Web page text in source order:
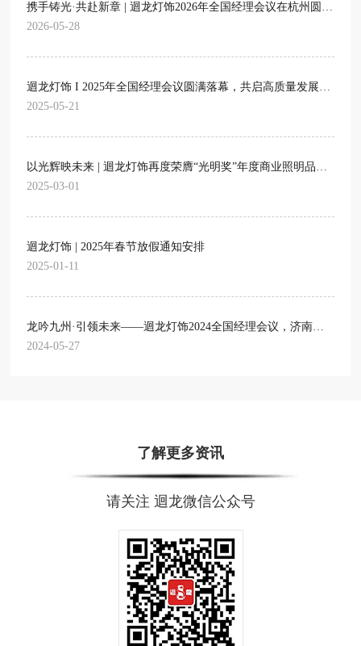
携手铸光·共赴新章 | 迴龙灯饰2026年全国经理会议在杭州圆满召开
2026-05-28
迴龙灯饰 I 2025年全国经理会议圆满落幕，共启高质量发展新篇章
2025-05-21
以光辉映未来 | 迴龙灯饰再度荣膺“光明奖”年度商业照明品牌TOP10，引领行业创新与变革
2025-03-01
迴龙灯饰 | 2025年春节放假通知安排
2025-01-11
龙吟九州·引领未来——迴龙灯饰2024全国经理会议，济南站盛启
2024-05-27
了解更多资讯
请关注 迴龙微信公众号